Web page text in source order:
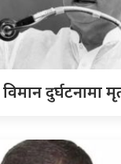
विमान दुर्घटनामा